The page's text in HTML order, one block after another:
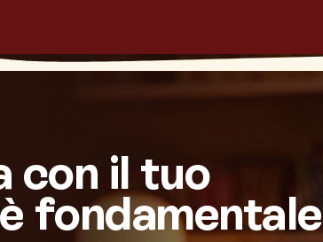
con il tuo
fondamentale